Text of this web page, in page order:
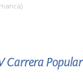
Carrera Popular